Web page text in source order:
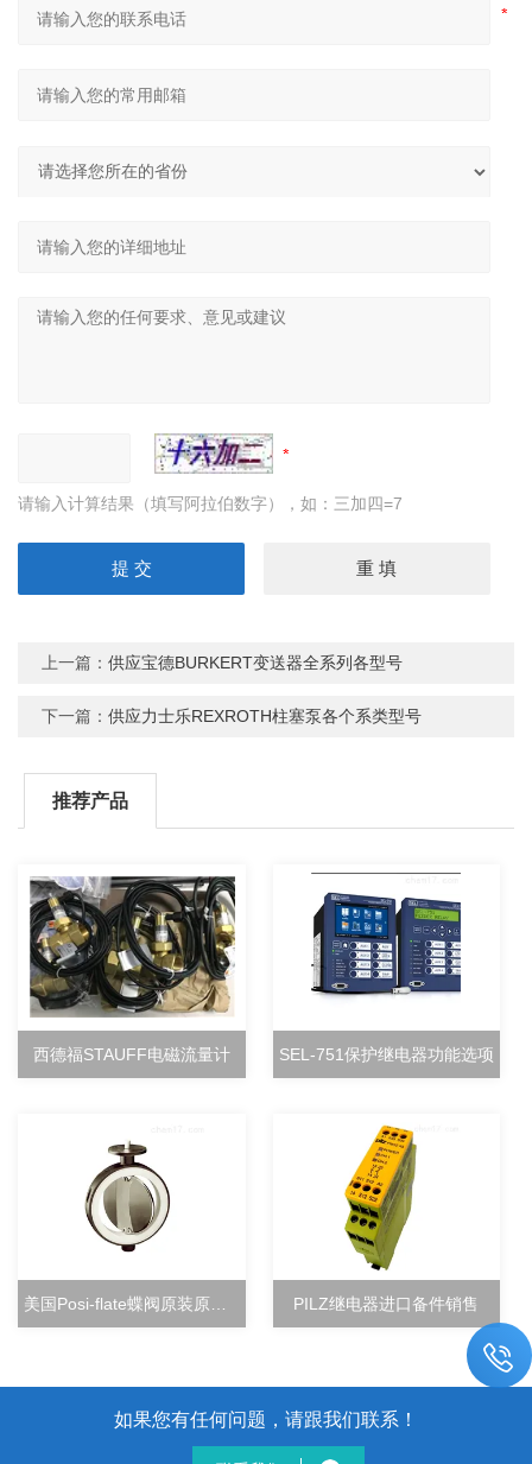
请输入计算结果（填写阿拉伯数字），如：三加四=7
上一篇：供应宝德BURKERT变送器全系列各型号
下一篇：供应力士乐REXROTH柱塞泵各个系类型号
推荐产品
西德福STAUFF电磁流量计 SEL-751保护继电器功能选项
PILZ继电器进口备件销售
如果您有任何问题，请跟我们联系！